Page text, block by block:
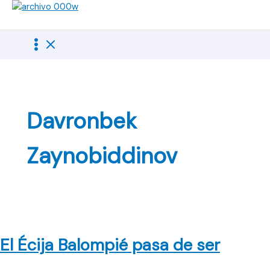
Davronbek
Zaynobiddinov
El Écija Balompié pasa de ser